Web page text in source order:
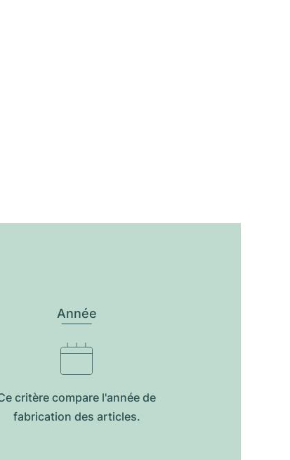
Année
critère compare l'année de
fabrication des articles.